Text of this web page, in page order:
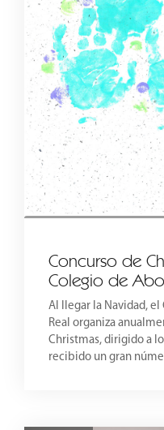
Concurso de
Colegio de
Al llegar la Navidad, el
Real organiza
Christmas, dirigido a
recibido un gran